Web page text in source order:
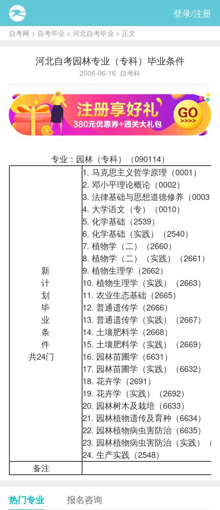
登录/注册
自考网 > 自考毕业 > 河北自考毕业 > 正文
河北自考园林专业（专科）毕业条件
2006-06-16 自考科
专业：园林（专科）（090114）
新
计
划
毕
业
条
件
共24门
1. 马克思主义哲学原理（0001）
2. 邓小平理论概论（0002）
3. 法律基础与思想道德修养（0003）
4. 大学语文 （专）（0010）
5. 化学基础（2539）
6. 化学基础（实践）（2540）
7. 植物学（二）（2660）
8. 植物学（二）（实践）（2661）
9. 植物生理学（2662）
10. 植物生理学（实践）（2663）
11. 农业生态基础（2665）
12. 普通遗传学（2666）
13. 普通遗传学（实践）（2667）
14. 土壤肥料学（2668）
15. 土壤肥料学（实践）（2669）
16. 园林苗圃学（6631）
17. 园林苗圃学（实践）（6632）
18. 花卉学（2691）
19. 花卉学（实践）（2692）
20. 园林树木及栽培（6633）
21. 园林植物遗传及育种（6634）
22. 园林植物病虫害防治（6635）
23. 园林植物病虫害防治（实践）（
24. 生产实践（2548）
备注
热门专业 报名咨询